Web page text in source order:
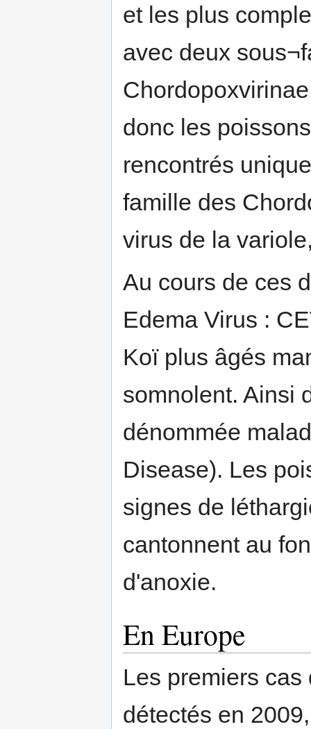
et les plus
avec deux
donc les
rencontrés
famille des
virus de la
Au cours de ces
Edema Virus :
Koï plus âgés
somnolent. Ainsi
dénommée
Disease). Les
signes de
cantonnent au
d'anoxie.
En Europe
Les premiers
détectés en